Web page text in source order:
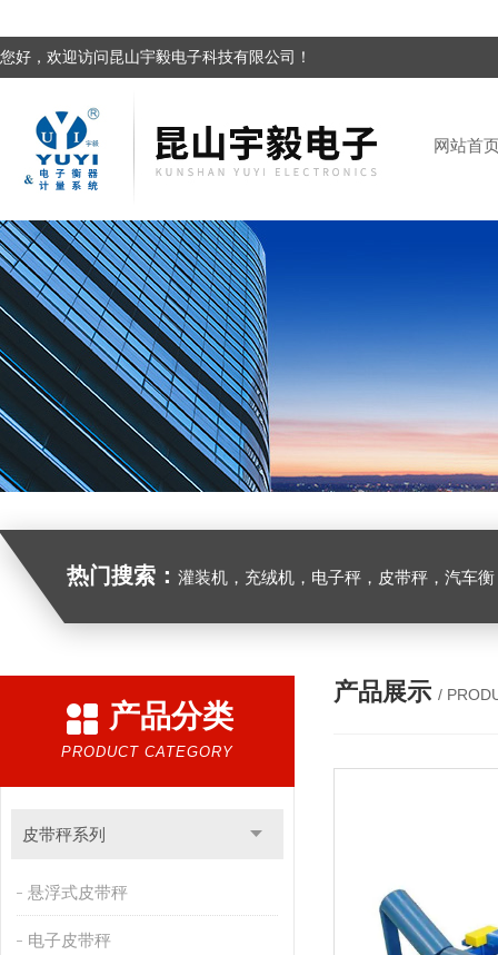
您好，欢迎访问昆山宇毅电子科技有限公司！
网站首
热门搜索： 灌装机，充绒机，电子秤，皮带秤，汽车
产品分类
PRODUCT CATEGORY
皮带秤系列
悬浮式皮带秤
电子皮带秤
产品展示 /